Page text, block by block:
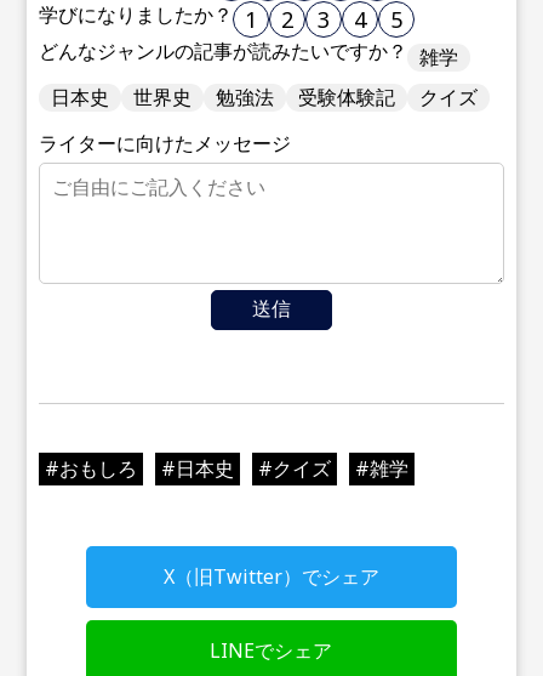
学びになりましたか？ 1 2 3 4 5
どんなジャンルの記事が読みたいですか？
雑学
日本史
世界史 勉強法 受験体験記
クイズ
ライターに向けたメッセージ
送信
#おもしろ #日本史 #クイズ #雑学
X（旧Twitter）でシェア
LINEでシェア